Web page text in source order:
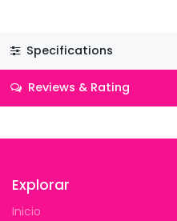
Specifications
Reviews & Rating
Explorar
Inicio